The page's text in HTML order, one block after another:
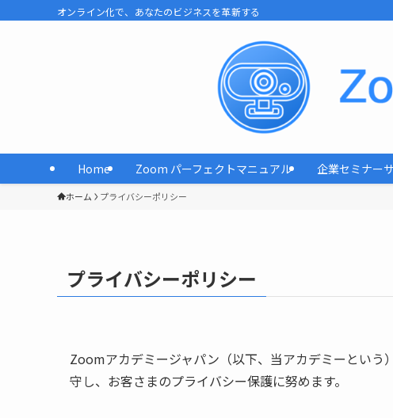
オンライン化で、あなたのビジネスを革新する
Home Zoom パーフェクトマニュアル 企業セミナー
ホーム プライバシーポリシー
プライバシーポリシー
Zoomアカデミージャパン（以下、当アカデミーとい
守し、お客さまのプライバシー保護に努めます。